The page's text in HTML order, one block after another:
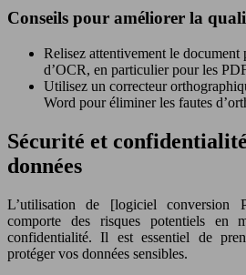
Conseils pour améliorer la
Relisez attentivement le document
d’OCR, en particulier pour les
Utilisez un correcteur
Word pour éliminer les fautes
Sécurité et
données
L’utilisation de [logiciel
comporte des risques potentiels en
confidentialité. Il est essentiel de
protéger vos données sensibles.